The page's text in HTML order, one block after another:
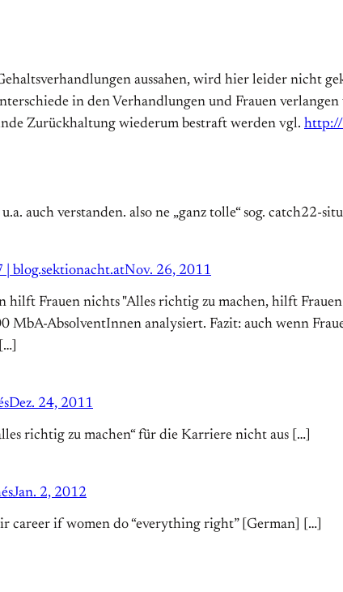
aussahen, wird hier leider nicht
in den Verhandlungen und Frauen
Zurückhaltung wiederum bestraft werden vgl. http://
auch verstanden. also ne „ganz tolle“ sog. catch22-
| blog.sektionacht.atNov. 26, 2011
hilft Frauen nichts "Alles richtig zu machen, hilft
MbA-AbsolventInnen analysiert. Fazit: auch wenn
Dez. 24, 2011
richtig zu machen“ für die Karriere nicht aus […]
Jan. 2, 2012
career if women do “everything right” [German] […]